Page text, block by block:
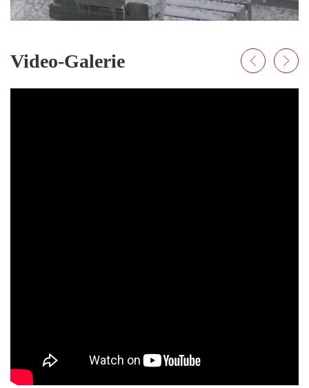
Video-Galerie